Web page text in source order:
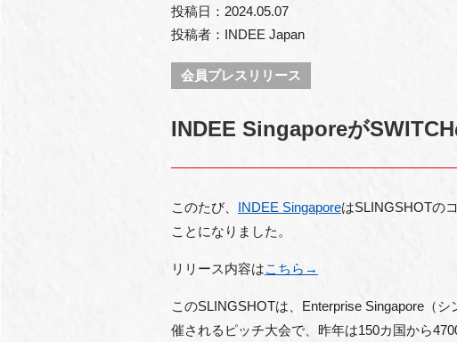
協賛・協力
投稿日：2024.05.07
投稿者：INDEE Japan
会員プレスリリース
INDEE Singaporeが
このたび、 INDEE SingaporeはSLINGSHOTの
ことになりました。
リリース内容はこちら→
このSLINGSHOTは、Enterprise Singapore（
催されるピッチ大会で、昨年は150カ国から